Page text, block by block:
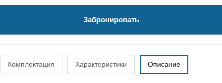
Забронировать
Комплектация Характеристики Описание